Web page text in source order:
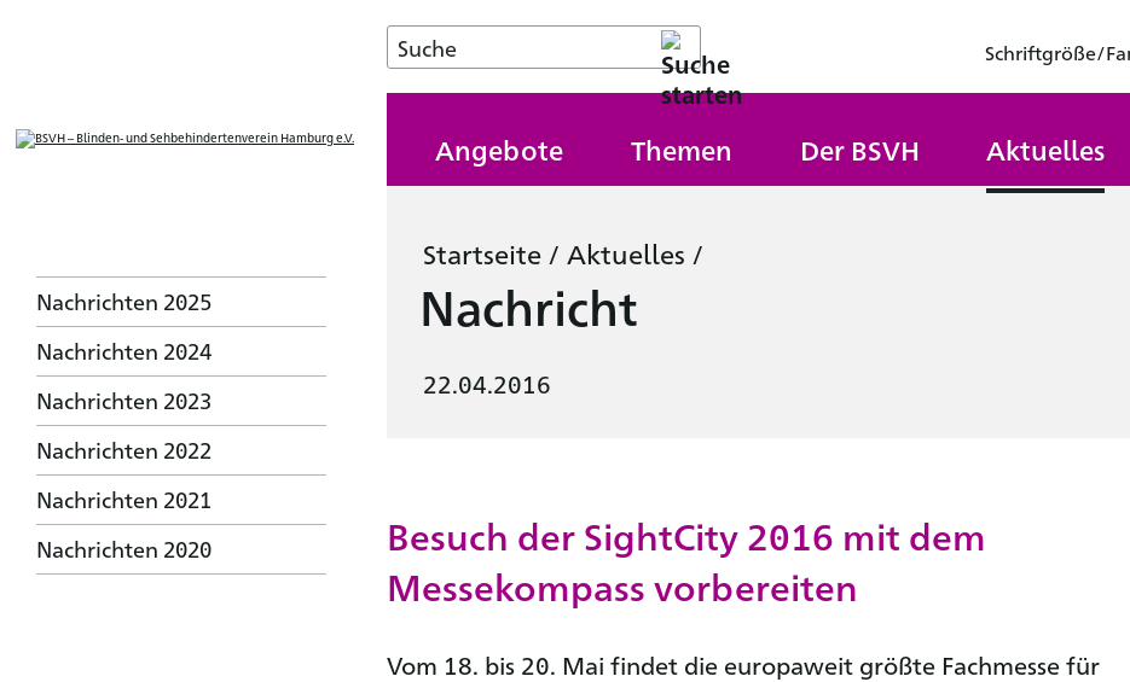
Schriftgröße/
Angebote Themen Der BSVH Aktuelles
Nachrichten 2025
Nachrichten 2024
Nachrichten 2023
Nachrichten 2022
Nachrichten 2021
Nachrichten 2020
Startseite / Aktuelles /
Nachricht
22.04.2016
Besuch der SightCity 2016 mit dem
Messekompass vorbereiten
Vom 18. bis 20. Mai findet die europaweit größte Fachmesse für